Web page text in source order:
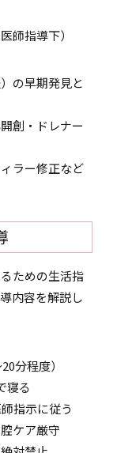
師指導下）
の早期発見と
創・ドレナー
ラー修正など
ための生活指
内容を解説し
分程度）
寝る
指示に従う
ケア厳守